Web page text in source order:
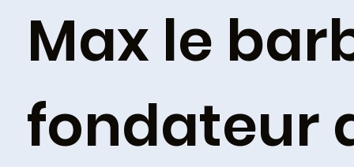
Max le
fondateur